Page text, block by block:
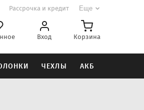
Рассрочка и кредит Еще
Вход Корзина
ЧЕХЛЫ АКБ